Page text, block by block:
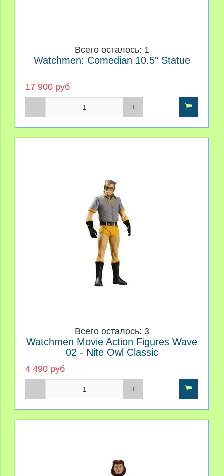
Всего осталось: 1
Watchmen: Comedian 10.5" Statue
17 900 руб
Всего осталось: 3
Watchmen Movie Action Figures Wave
02 - Nite Owl Classic
4 490 руб